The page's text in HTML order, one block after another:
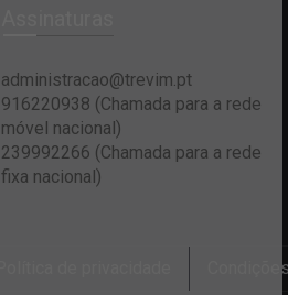
administracao@trevim.pt
916220938 (Chamada para a rede
móvel nacional)
239992266 (Chamada para a rede
fixa nacional)